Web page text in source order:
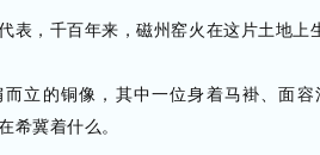
表，千百年来，磁州窑火在这片土地上
立的铜像，其中一位身着马褂、面
希冀着什么。